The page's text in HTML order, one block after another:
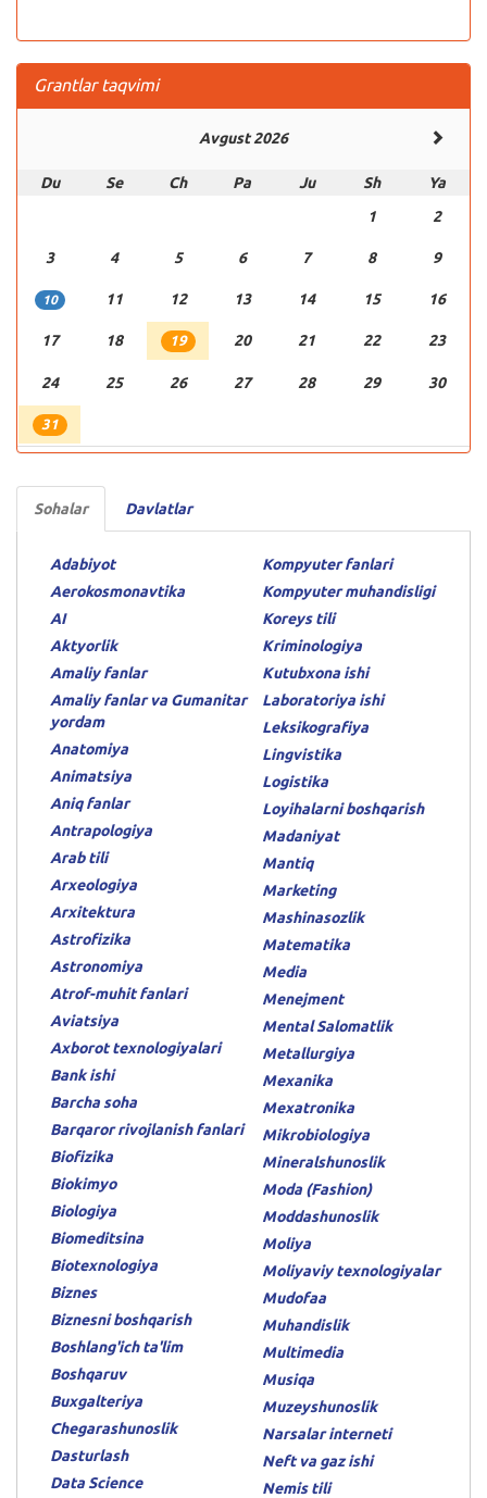
Grantlar taqvimi
Avgust 2026
Du Se Ch Pa Ju Sh
Ya
1
2
3 4 5 6 7 8 9
10 11 12 13 14 15 16
17 18 19 20 21 22 23
24 25 26 27 28 29 30
31
Sohalar Davlatlar
Adabiyot
Aerokosmonavtika
AI
Aktyorlik
Amaliy fanlar
Amaliy fanlar va Gumanitar
yordam
Anatomiya
Animatsiya
Aniq fanlar
Antrapologiya
Arab tili
Arxeologiya
Arxitektura
Astrofizika
Astronomiya
Atrof-muhit fanlari
Aviatsiya
Axborot texnologiyalari
Bank ishi
Barcha soha
Barqaror rivojlanish fanlari
Biofizika
Biokimyo
Biologiya
Biomeditsina
Biotexnologiya
Biznes
Biznesni boshqarish
Boshlang'ich ta'lim
Boshqaruv
Buxgalteriya
Chegarashunoslik
Dasturlash
Data Science
Kompyuter fanlari
Kompyuter muhandisligi
Koreys tili
Kriminologiya
Kutubxona ishi
Laboratoriya ishi
Leksikografiya
Lingvistika
Logistika
Loyihalarni boshqarish
Madaniyat
Mantiq
Marketing
Mashinasozlik
Matematika
Media
Menejment
Mental Salomatlik
Metallurgiya
Mexanika
Mexatronika
Mikrobiologiya
Mineralshunoslik
Moda (Fashion)
Moddashunoslik
Moliya
Moliyaviy texnologiyalar
Mudofaa
Muhandislik
Multimedia
Musiqa
Muzeyshunoslik
Narsalar interneti
Neft va gaz ishi
Nemis tili